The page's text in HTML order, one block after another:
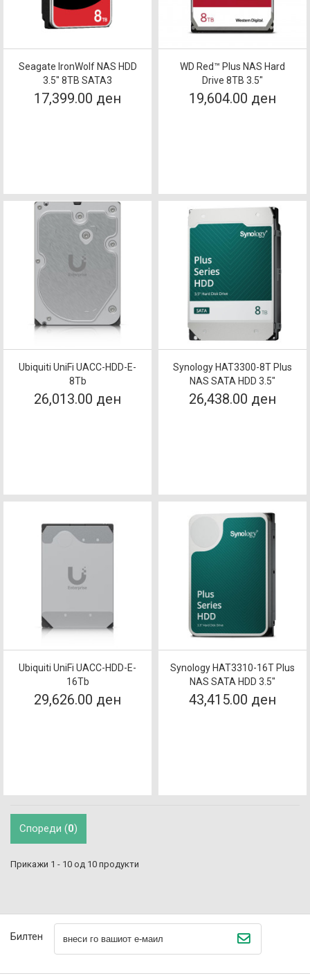
Seagate IronWolf NAS HDD
3.5″ 8TB SATA3
17,399.00 ден
WD Red™ Plus NAS Hard
Drive 8TB 3.5"
19,604.00 ден
Ubiquiti UniFi UACC-HDD-E-
8Tb
26,013.00 ден
Synology HAT3300-8T Plus
NAS SATA HDD 3.5″
26,438.00 ден
Ubiquiti UniFi UACC-HDD-E-
16Tb
29,626.00 ден
Synology HAT3310-16T Plus
NAS SATA HDD 3.5″
43,415.00 ден
Спореди (0)
Прикажи 1 - 10 од 10 продукти
Билтен